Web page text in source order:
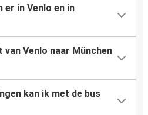
er in Venlo en in
Venlo naar München
kan ik met de bus